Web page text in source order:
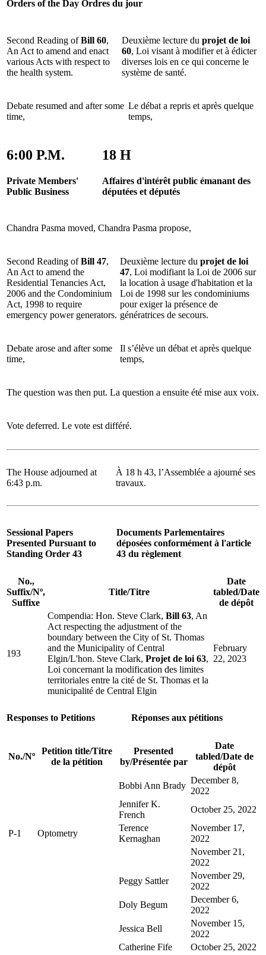
Orders of the Day Ordres du jour
Second Reading ofBill 60,
An Act to amend and enact
various Acts with respect to
the health system.
Deuxième lecture du projet de loi
60, Loi visant à modifier et à édicter
diverses lois en ce qui concerne le
système de santé.
Debate resumed and after some
time,
Le débat a repris et après quelque
temps,
6:00 P.M.
Private Members'
Public Business
18 H
Affaires d'intérêt public émanant des
députées et députés
Chandra Pasma moved, Chandra Pasma propose,
Second Reading ofBill 47,
An Act to amend the
Residential Tenancies Act,
2006 and the Condominium
Act, 1998 to require
emergency power generators.
Deuxième lecture du projet de loi
47, Loi modifiant la Loi de 2006 sur
la location à usage d'habitation et la
Loi de 1998 sur les condominiums
pour exiger la présence de
génératrices de secours.
Debate arose and after some
time,
Il s’élève un débat et après quelque
temps,
The question was then put. La question a ensuite été mise aux voix.
Vote deferred. Le vote est différé.
The House adjourned at
6:43 p.m.
À 18 h 43, l’Assemblée a ajourné ses
travaux.
Sessional Papers
Presented Pursuant to
Standing Order 43
Documents Parlementaires
déposées conformément à l'article
43 du règlement
No.,
Suffix/Nº,
Suffixe
Title/Titre
Date
tabled/Date
de dépôt
193
Compendia: Hon. Steve Clark, Bill 63, An
Act respecting the adjustment of the
boundary between the City of St. Thomas
and the Municipality of Central
Elgin/L'hon. Steve Clark, Projet de loi 63,
Loi concernant la modification des limites
territoriales entre la cité de St. Thomas et la
municipalité de Central Elgin
February
22, 2023
Responses to Petitions Réponses aux pétitions
No./Nº
Petition title/Titre
de la pétition
Presented
by/Présentée par
Date
tabled/Date de
dépôt
P-1 Optometry
Bobbi Ann Brady
December 8,
2022
Jennifer K.
French
October 25, 2022
Terence
Kernaghan
November 17,
2022
November 21,
2022
Peggy Sattler
November 29,
2022
Doly Begum
December 6,
2022
Jessica Bell
November 15,
2022
Catherine Fife
October 25, 2022